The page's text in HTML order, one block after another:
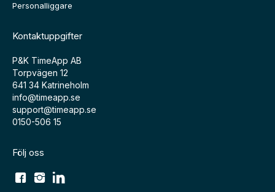
Personalliggare
Kontaktuppgifter
P&K TimeApp AB
Torpvägen 12
641 34 Katrineholm
info@timeapp.se
support@timeapp.se
0150-506 15
Följ oss